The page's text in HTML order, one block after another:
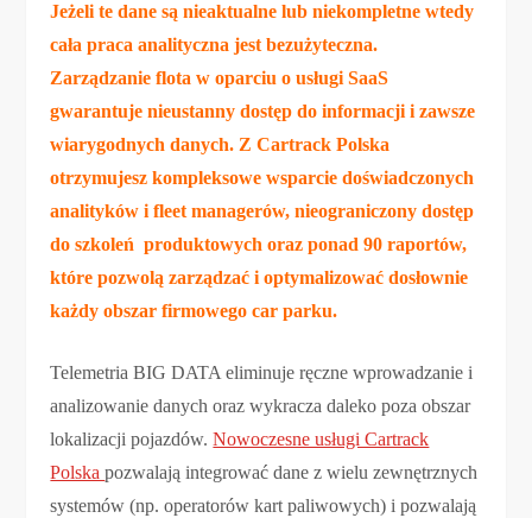
Jeżeli te dane są nieaktualne lub niekompletne wtedy
cała praca analityczna jest bezużyteczna.
Zarządzanie flota w oparciu o usługi SaaS
gwarantuje nieustanny dostęp do informacji i zawsze
wiarygodnych danych. Z Cartrack Polska
otrzymujesz kompleksowe wsparcie doświadczonych
analityków i fleet managerów, nieograniczony dostęp
do szkoleń produktowych oraz ponad 90 raportów,
które pozwolą zarządzać i optymalizować dosłownie
każdy obszar firmowego car parku.
Telemetria BIG DATA eliminuje ręczne wprowadzanie i
analizowanie danych oraz wykracza daleko poza obszar
lokalizacji pojazdów.Nowoczesne usługi Cartrack
Polskapozwalają integrować dane z wielu zewnętrznych
systemów (np. operatorów kart paliwowych) i pozwalają